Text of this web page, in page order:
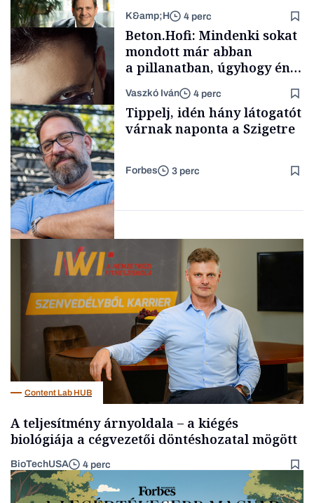
Elszámoltatás
TÁMOGATÓI
TARTALOM
K&amp;H 4 perc
Forbes-sztori
Beton.Hofi: Mindenki sokat
mondott már abban
a pillanatban, úgyhogy én
a legsarkosabb
gondolataimat akartam
kimondani
Vaszkó Iván 4 perc
Tippelj, idén hány látogatót
várnak naponta a Szigetre
Forbes 3 perc
Content Lab HUB
A teljesítmény árnyoldala – a kiégés
biológiája a cégvezetői döntéshozatal mögött
BioTechUSA 4 perc